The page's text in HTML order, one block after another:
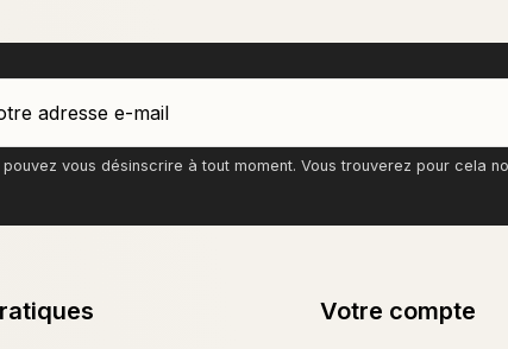
pouvez vous désinscrire à tout moment. Vous trouverez pour cela
Votre compte